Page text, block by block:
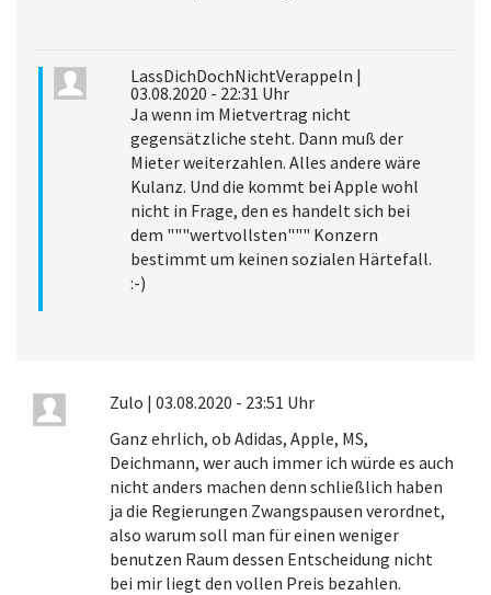
LassDichDochNichtVerappeln |
03.08.2020 - 22:31 Uhr
Ja wenn im Mietvertrag nicht
gegensätzliche steht. Dann muß der
Mieter weiterzahlen. Alles andere wäre
Kulanz. Und die kommt bei Apple wohl
nicht in Frage, den es handelt sich bei
dem """wertvollsten""" Konzern
bestimmt um keinen sozialen Härtefall.
:-)
Zulo | 03.08.2020 - 23:51 Uhr
Ganz ehrlich, ob Adidas, Apple, MS,
Deichmann, wer auch immer ich würde es auch
nicht anders machen denn schließlich haben
ja die Regierungen Zwangspausen verordnet,
also warum soll man für einen weniger
benutzen Raum dessen Entscheidung nicht
bei mir liegt den vollen Preis bezahlen.